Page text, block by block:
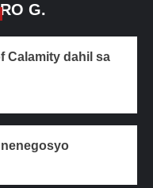
G.
Calamity dahil sa